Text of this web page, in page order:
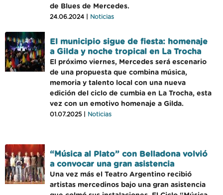
de Blues de Mercedes.
24.06.2024 | Noticias
El municipio sigue de fiesta: homenaje
a Gilda y noche tropical en La Trocha
El próximo viernes, Mercedes será escenario
de una propuesta que combina música,
memoria y talento local con una nueva
edición del ciclo de cumbia en La Trocha, esta
vez con un emotivo homenaje a Gilda.
01.07.2025 | Noticias
“Música al Plato” con Belladona volvió
a convocar una gran asistencia
Una vez más el Teatro Argentino recibió
artistas mercedinos bajo una gran asistencia